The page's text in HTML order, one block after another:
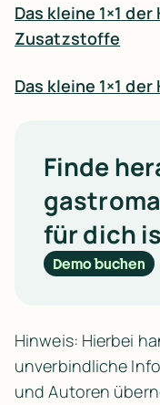
Das kleine 1×1
Zusatzstoffe
Das kleine 1×1
Finde
für dich
Demo buchen
Hinweis: Hierbei
unverbindliche
und Autoren